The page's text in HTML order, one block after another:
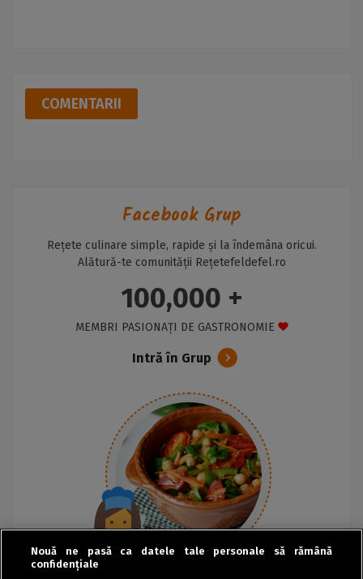
COMENTARII
Facebook Grup
Rețete culinare simple, rapide și la îndemâna oricui.
Alătură-te comunității Rețetefeldefel.ro
100,000 +
MEMBRI PASIONAȚI DE GASTRONOMIE
Intră în Grup
Nouă ne pasă ca datele tale personale să rămână
confidențiale